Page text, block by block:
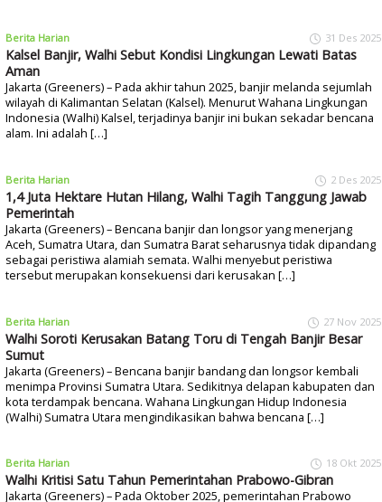
Berita Harian 31 Des 2025
Kalsel Banjir, Walhi Sebut Kondisi Lingkungan Lewati Batas
Aman
Jakarta (Greeners) – Pada akhir tahun 2025, banjir melanda sejumlah
wilayah di Kalimantan Selatan (Kalsel). Menurut Wahana Lingkungan
Indonesia (Walhi) Kalsel, terjadinya banjir ini bukan sekadar bencana
alam. Ini adalah […]
Berita Harian 2 Des 2025
1,4 Juta Hektare Hutan Hilang, Walhi Tagih Tanggung Jawab
Pemerintah
Jakarta (Greeners) – Bencana banjir dan longsor yang menerjang
Aceh, Sumatra Utara, dan Sumatra Barat seharusnya tidak dipandang
sebagai peristiwa alamiah semata. Walhi menyebut peristiwa
tersebut merupakan konsekuensi dari kerusakan […]
Berita Harian 27 Nov 2025
Walhi Soroti Kerusakan Batang Toru di Tengah Banjir Besar
Sumut
Jakarta (Greeners) – Bencana banjir bandang dan longsor kembali
menimpa Provinsi Sumatra Utara. Sedikitnya delapan kabupaten dan
kota terdampak bencana. Wahana Lingkungan Hidup Indonesia
(Walhi) Sumatra Utara mengindikasikan bahwa bencana […]
Berita Harian 18 Okt 2025
Walhi Kritisi Satu Tahun Pemerintahan Prabowo-Gibran
Jakarta (Greeners) – Pada Oktober 2025, pemerintahan Prabowo